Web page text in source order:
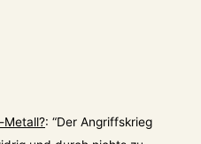
Metall?: “Der Angriffskrieg